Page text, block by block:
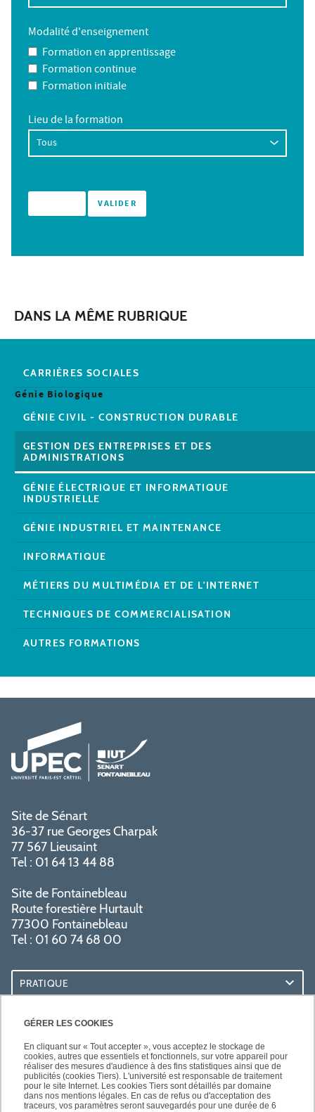
GÉRER LES COOKIES
En cliquant sur « Tout accepter », vous acceptez le stockage de
cookies, autres que essentiels et fonctionnels, sur votre appareil pour
réaliser des mesures d'audience à des fins statistiques ainsi que de
publicités (cookies Tiers). L'université est responsable de traitement
pour le site Internet. Les cookies Tiers sont détaillés par domaine
dans nos mentions légales. En cas de refus ou d'acceptation des
traceurs, vos paramètres seront sauvegardés pour une durée de 6
Modalité d'enseignement
Formation en apprentissage
Formation continue
Formation initiale
Lieu de la formation
DANS LA MÊME RUBRIQUE
CARRIÈRES SOCIALES
Génie Biologique
GÉNIE CIVIL - CONSTRUCTION DURABLE
GESTION DES ENTREPRISES ET DES
ADMINISTRATIONS
GÉNIE ÉLECTRIQUE ET INFORMATIQUE
INDUSTRIELLE
GÉNIE INDUSTRIEL ET MAINTENANCE
INFORMATIQUE
MÉTIERS DU MULTIMÉDIA ET DE L'INTERNET
TECHNIQUES DE COMMERCIALISATION
AUTRES FORMATIONS
Site de Sénart
36-37 rue Georges Charpak
77 567 Lieusaint
Tel : 01 64 13 44 88
Site de Fontainebleau
Route forestière Hurtault
77300 Fontainebleau
Tel : 01 60 74 68 00
PRATIQUE
RESSOURCES
SUIVEZ-NOUS